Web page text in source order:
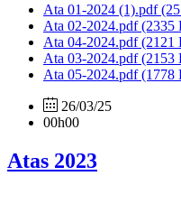
Ata 01-2024 (1).pdf
Ata 02-2024.pdf(2335
Ata 04-2024.pdf(2121
Ata 03-2024.pdf(2153
Ata 05-2024.pdf(1778
26/03/25
00h00
Atas 2023